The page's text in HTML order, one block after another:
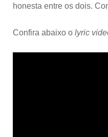
honesta entre os dois.
Confira abaixo o lyric